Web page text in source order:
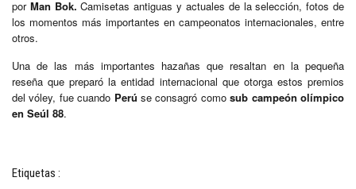
por Man Bok. Camisetas antiguas y actuales de la selección, fotos de
los momentos más importantes en campeonatos internacionales, entre
otros.
Una de las más importantes hazañas que resaltan en la pequeña
reseña que preparó la entidad internacional que otorga estos premios
del vóley, fue cuando Perú se consagró comosub campeón olímpico
en Seúl 88.
Etiquetas :